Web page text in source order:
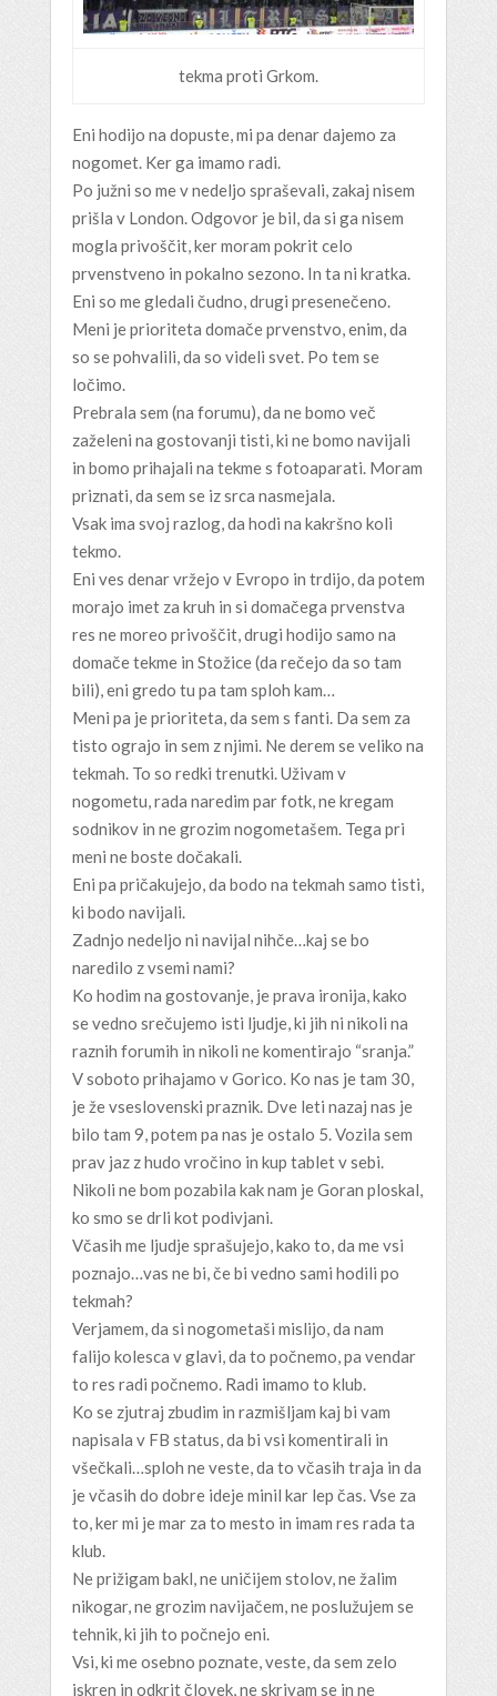
tekma proti Grkom.
Eni hodijo na dopuste, mi pa denar dajemo za
nogomet. Ker ga imamo radi.
Po južni so me v nedeljo spraševali, zakaj nisem
prišla v London. Odgovor je bil, da si ga nisem
mogla privoščit, ker moram pokrit celo
prvenstveno in pokalno sezono. In ta ni kratka.
Eni so me gledali čudno, drugi presenečeno.
Meni je prioriteta domače prvenstvo, enim, da
so se pohvalili, da so videli svet. Po tem se
ločimo.
Prebrala sem (na forumu), da ne bomo več
zaželeni na gostovanji tisti, ki ne bomo navijali
in bomo prihajali na tekme s fotoaparati. Moram
priznati, da sem se iz srca nasmejala.
Vsak ima svoj razlog, da hodi na kakršno koli
tekmo.
Eni ves denar vržejo v Evropo in trdijo, da potem
morajo imet za kruh in si domačega prvenstva
res ne moreo privoščit, drugi hodijo samo na
domače tekme in Stožice (da rečejo da so tam
bili), eni gredo tu pa tam sploh kam…
Meni pa je prioriteta, da sem s fanti. Da sem za
tisto ograjo in sem z njimi. Ne derem se veliko na
tekmah. To so redki trenutki. Uživam v
nogometu, rada naredim par fotk, ne kregam
sodnikov in ne grozim nogometašem. Tega pri
meni ne boste dočakali.
Eni pa pričakujejo, da bodo na tekmah samo tisti,
ki bodo navijali.
Zadnjo nedeljo ni navijal nihče…kaj se bo
naredilo z vsemi nami?
Ko hodim na gostovanje, je prava ironija, kako
se vedno srečujemo isti ljudje, ki jih ni nikoli na
raznih forumih in nikoli ne komentirajo “sranja.”
V soboto prihajamo v Gorico. Ko nas je tam 30,
je že vseslovenski praznik. Dve leti nazaj nas je
bilo tam 9, potem pa nas je ostalo 5. Vozila sem
prav jaz z hudo vročino in kup tablet v sebi.
Nikoli ne bom pozabila kak nam je Goran ploskal,
ko smo se drli kot podivjani.
Včasih me ljudje sprašujejo, kako to, da me vsi
poznajo…vas ne bi, če bi vedno sami hodili po
tekmah?
Verjamem, da si nogometaši mislijo, da nam
falijo kolesca v glavi, da to počnemo, pa vendar
to res radi počnemo. Radi imamo to klub.
Ko se zjutraj zbudim in razmišljam kaj bi vam
napisala v FB status, da bi vsi komentirali in
všečkali…sploh ne veste, da to včasih traja in da
je včasih do dobre ideje minil kar lep čas. Vse za
to, ker mi je mar za to mesto in imam res rada ta
klub.
Ne prižigam bakl, ne uničijem stolov, ne žalim
nikogar, ne grozim navijačem, ne poslužujem se
tehnik, ki jih to počnejo eni.
Vsi, ki me osebno poznate, veste, da sem zelo
iskren in odkrit človek, ne skrivam se in ne